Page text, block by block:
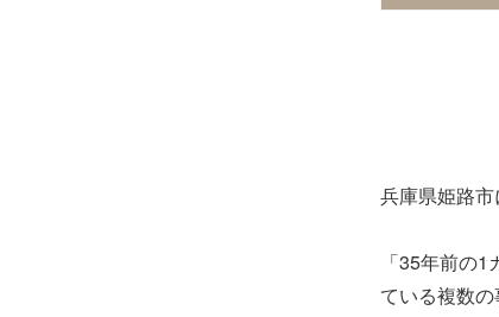
兵庫県姫路
「35年前の
ている複数の